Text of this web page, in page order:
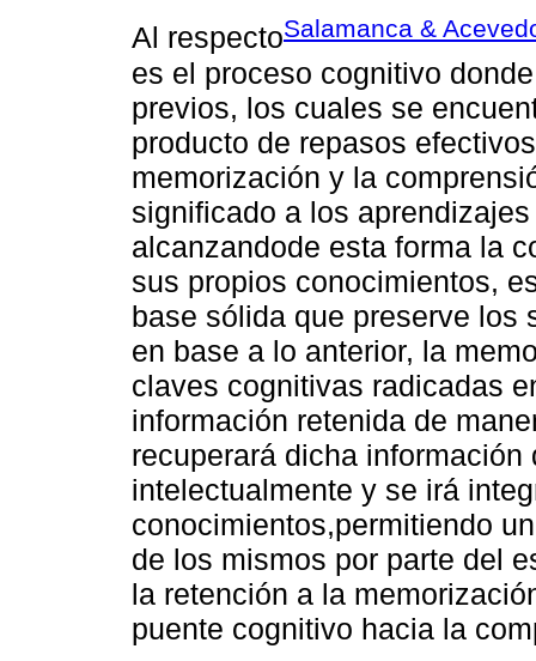
Al respectoSalamanca &
es el proceso cognitivo
previos, los cuales se
producto de repasos
memorización y la
significado a los
alcanzandode esta forma la
sus propios conocimientos,
base sólida que preserve los
en base a lo anterior, la
claves cognitivas radicadas
información retenida de
recuperará dicha
intelectualmente y se irá
conocimientos,permitiendo
de los mismos por parte del
la retención a la
puente cognitivo hacia la